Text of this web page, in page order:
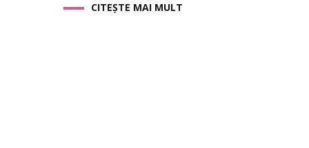
CITEȘTE MAI MULT